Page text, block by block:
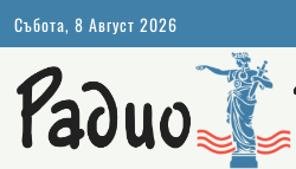
Събота, 8 Август 2026